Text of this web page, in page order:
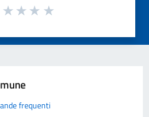
frequenti